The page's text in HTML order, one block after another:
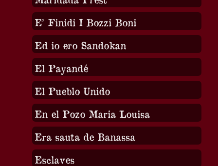
E’ Finidi I Bozzi Boni
Ed io ero Sandokan
El Payandé
El Pueblo Unido
En el Pozo Maria Louisa
Era sauta de Banassa
Esclaves